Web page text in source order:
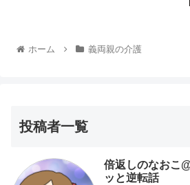
ホーム 義両親の介護
投稿者一覧
倍返しのなおこ
ッと逆転話